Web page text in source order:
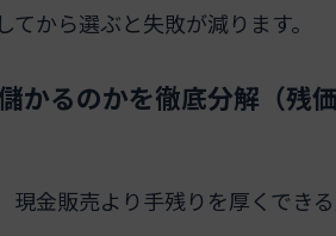
から選ぶと失敗が減ります。
かるのかを徹底分解（残
金販売より手残りを厚くできる